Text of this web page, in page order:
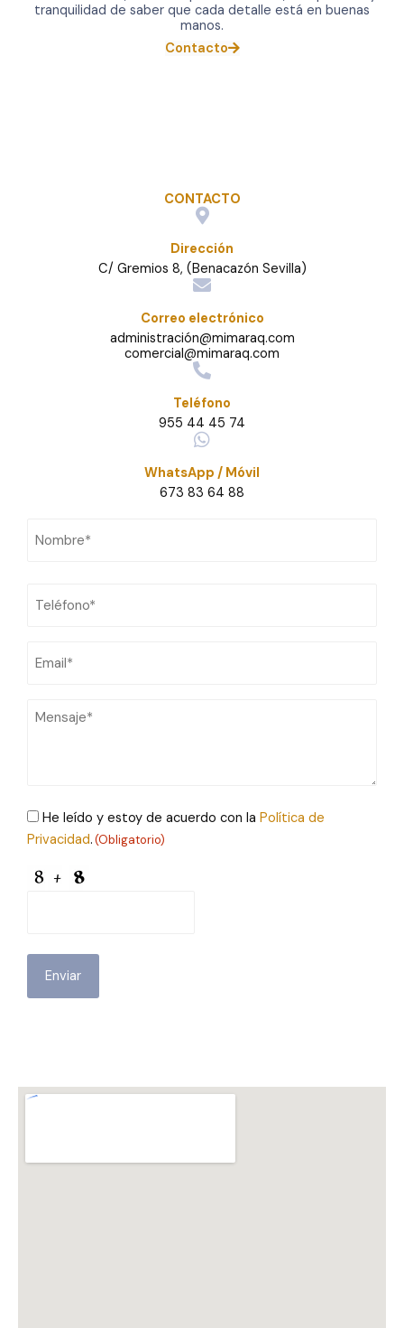
tranquilidad de saber que cada detalle está en buenas
manos.
Contacto
CONTACTO
Dirección
C/ Gremios 8, (Benacazón Sevilla)
Correo electrónico
administración@mimaraq.com
comercial@mimaraq.com
Teléfono
955 44 45 74
WhatsApp / Móvil
673 83 64 88
Nombre
Mensaje
Consentimiento
(Obligatorio)
He leído y estoy de acuerdo con la Política de
Privacidad.(Obligatorio)
CAPTCHA